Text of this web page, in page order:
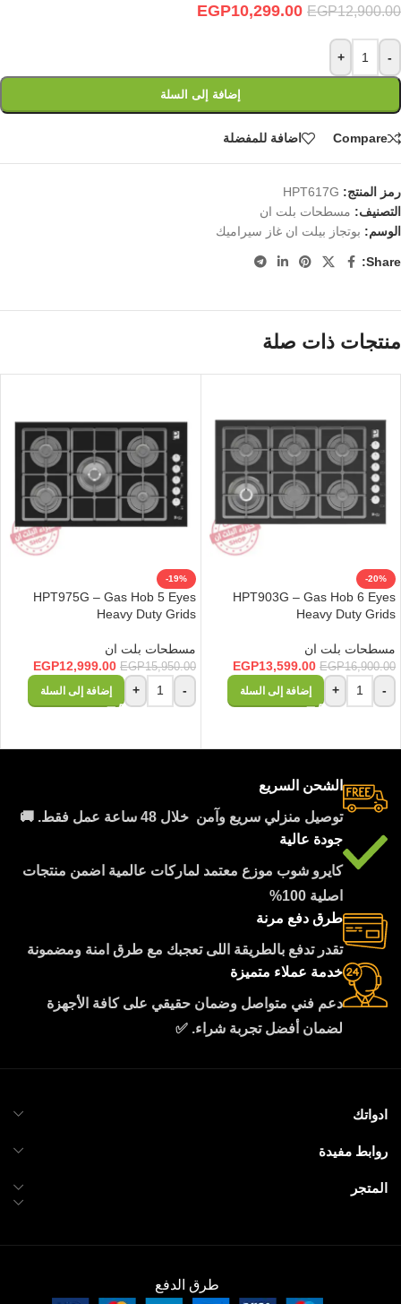
EGP12,900.00
EGP10,299.00
-
+
إضافة إلى السلة
Compare اضافة للمفضلة
رمز المنتج: HPT617G
التصنيف: مسطحات بلت ان
الوسم: بوتجاز بيلت ان غاز سيراميك
Share:
منتجات ذات صلة
-20%
HPT903G – Gas Hob 6 Eyes
Heavy Duty Grids
مسطحات بلت ان
EGP16,900.00
EGP13,599.00
-
+ إضافة إلى السلة
-19%
HPT975G – Gas Hob 5 Eyes
Heavy Duty Grids
مسطحات بلت ان
EGP15,950.00
EGP12,999.00
-
+ إضافة إلى السلة
الشحن السريع
توصيل منزلي سريع وآمن خلال 48 ساعة عمل فقط. 🚚
جودة عالية
كايرو شوب موزع معتمد لماركات عالمية اضمن منتجات
اصلية 100%
طرق دفع مرنة
تقدر تدفع بالطريقة اللى تعجبك مع طرق امنة ومضمونة
خدمة عملاء متميزة
دعم فني متواصل وضمان حقيقي على كافة الأجهزة
لضمان أفضل تجربة شراء. ✅
ادواتك
روابط مفيدة
المتجر
طرق الدفع